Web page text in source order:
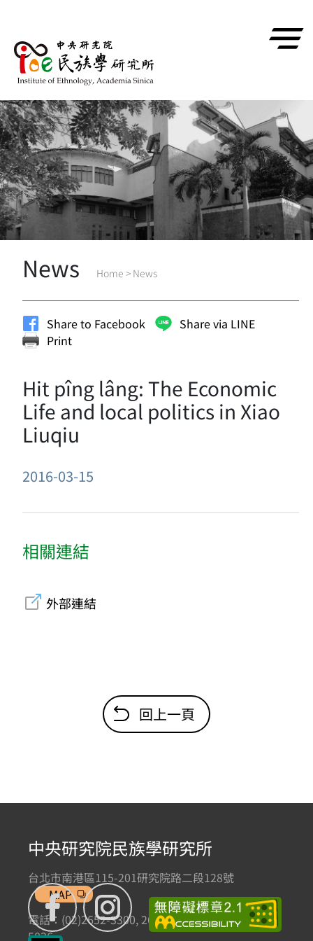
News Home > News
Share to Facebook
Share via LINE
Print
Hit pîng lâng: The Economic
Life and local politics in Xiao
Liuqiu
2016-03-15
相關連結
外部連結
回上一頁
中央研究院民族學研究所
台北市南港區115-201研究院路二段128號
MAP
電話：(02)2652-3300, 2652-3301 傳真：(02)2785-
5836